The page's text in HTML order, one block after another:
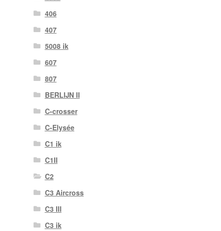
406
407
5008 ik
607
807
BERLIJN II
C-crosser
C-Elysée
C1 ik
C1II
C2
C3 Aircross
C3 III
C3 ik